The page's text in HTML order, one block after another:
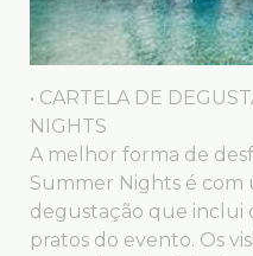
• CARTELA DE
NIGHTS
A melhor forma de
Summer Nights é com
degustação que inclui
pratos do evento. Os